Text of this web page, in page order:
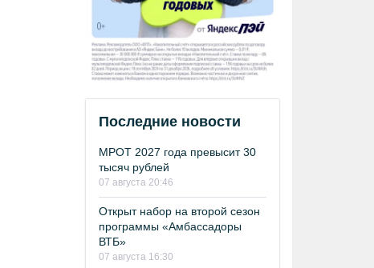
Последние новости
МРОТ 2027 года превысит 30
тысяч рублей
07 августа 20:46
Открыт набор на второй сезон
программы «Амбассадоры
ВТБ»
07 августа 16:30